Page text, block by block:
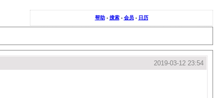
帮助- 搜索- 会员- 日历
2019-03-12 23:54